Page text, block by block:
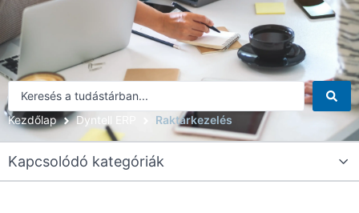
Kezdőlap Dyntell ERP Raktárkezelés
Kapcsolódó kategóriák